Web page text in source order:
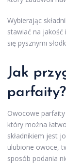
Wybierając
stawiać na
się pysznymi
Jak
parfaity?
Owocowe
który można
składnikiem jest
ulubione owoce,
sposób podania